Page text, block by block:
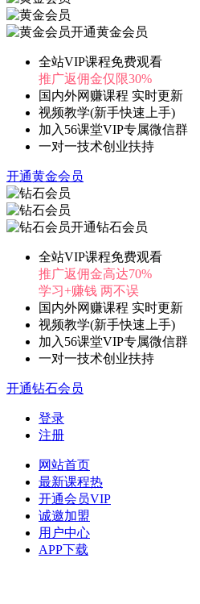
开通黄金会员
全站VIP课程免费观看
推广返佣金仅限30%
国内外网赚课程 实时更新
视频教学(新手快速上手)
加入56课堂VIP专属微信群
一对一技术创业扶持
开通黄金会员
开通钻石会员
全站VIP课程免费观看
推广返佣金高达70%
学习+赚钱 两不误
国内外网赚课程 实时更新
视频教学(新手快速上手)
加入56课堂VIP专属微信群
一对一技术创业扶持
开通钻石会员
登录
注册
网站首页
最新课程热
开通会员VIP
诚邀加盟
用户中心
APP下载